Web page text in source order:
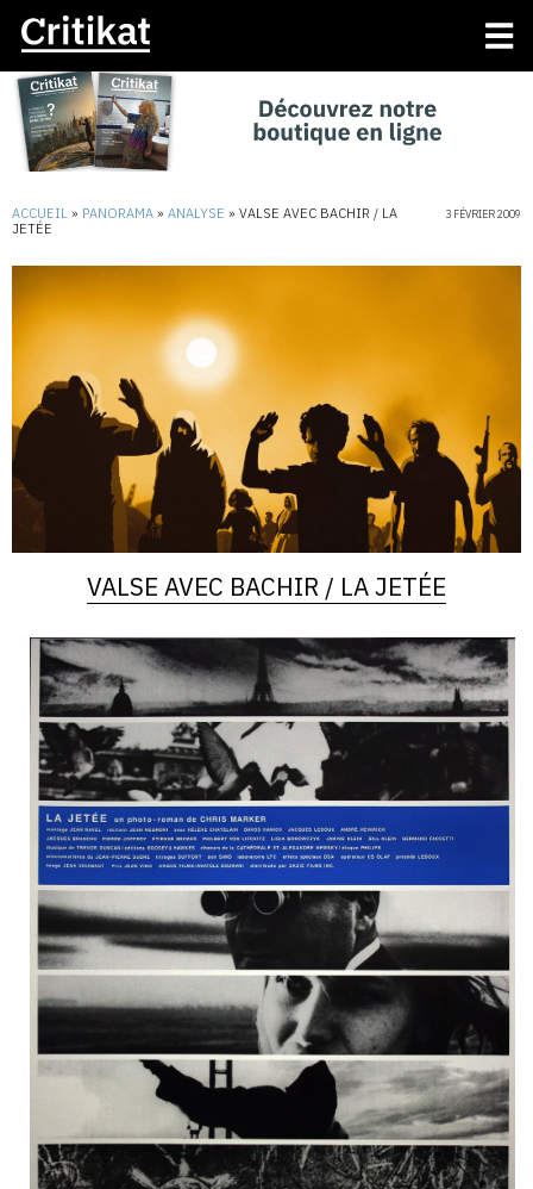
ACCUEIL » PANORAMA » ANALYSE » VALSE AVEC BACHIR / LA
JETÉE
3 FÉVRIER 2009
VALSE AVEC BACHIR / LA JETÉE